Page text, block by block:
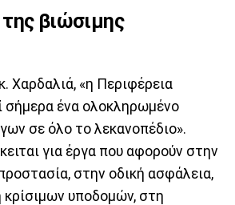
βιώσιμης
Χαρδαλιά, «η Περιφέρεια
σήμερα ένα ολοκληρωμένο
σε όλο το λεκανοπέδιο».
για έργα που αφορούν στην
στην οδική ασφάλεια,
κρίσιμων υποδομών, στη